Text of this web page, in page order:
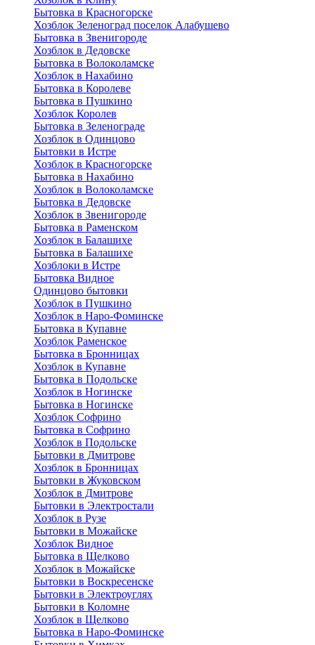
Бытовка в Красногорске
Хозблок Зеленоград поселок Алабушево
Бытовка в Звенигороде
Хозблок в Дедовске
Бытовка в Волоколамске
Хозблок в Нахабино
Бытовка в Королеве
Бытовкa в Пушкино
Хозблок Королев
Бытовка в Зеленограде
Хозблок в Одинцово
Бытовки в Истре
Хозблок в Красногорске
Бытовка в Нахабино
Хозблок в Волоколамске
Бытовкa в Дедовске
Хозблок в Звенигороде
Бытовка в Раменском
Хозблок в Балашихе
Бытовкa в Балашихе
Хозблоки в Истре
Бытовка Видное
Одинцово бытовки
Хозблок в Пушкино
Хозблок в Наро-Фоминске
Бытовка в Купавне
Хозблок Раменское
Бытовка в Бронницах
Хозблок в Купавне
Бытовка в Подольске
Хозблок в Ногинске
Бытовка в Ногинске
Хозблок Софрино
Бытовка в Софрино
Хозблок в Подольске
Бытовки в Дмитрове
Хозблок в Бронницах
Бытовки в Жуковском
Хозблок в Дмитрове
Бытовки в Электростали
Хозблок в Рузе
Бытовки в Можайске
Хозблок Видное
Бытовкa в Щелково
Хозблок в Можайске
Бытовки в Воскресенске
Бытовки в Электроуглях
Бытовки в Коломне
Хозблок в Щелково
Бытовка в Наро-Фоминске